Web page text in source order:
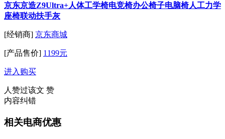
京东京造Z9Ultra+人体工学椅电竞椅办公椅子电脑椅人工力学
座椅联动扶手灰
[经销商] 京东商城
[产品售价] 1199元
进入购买
人赞过该文 赞
内容纠错
相关电商优惠